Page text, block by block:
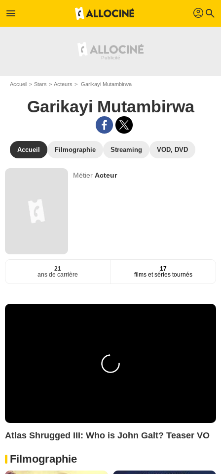
menu profil search
Accueil Stars Acteurs Garikayi Mutambirwa
Garikayi Mutambirwa
Accueil Filmographie Streaming VOD, DVD
MétierActeur
21
ans de carrière
17
films et séries tournés
Atlas Shrugged III: Who is John Galt? Teaser VO
Filmographie